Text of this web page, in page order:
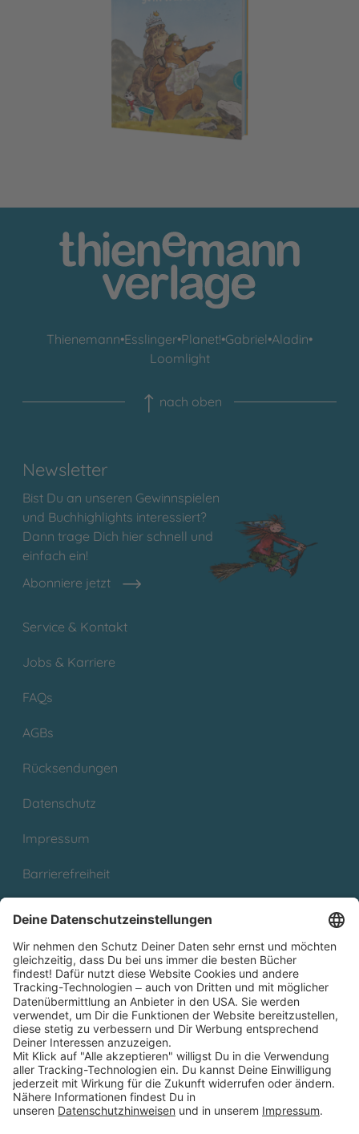
Dr. Brumm: Dr. Brumm geht wandern
Thienemann•Esslinger•Planet!•Gabriel•Aladin•
Loomlight
nach oben
Newsletter
Bist Du an unseren Gewinnspielen
und Buchhighlights interessiert?
Dann trage Dich hier schnell und
einfach ein!
Abonniere jetzt
Service & Kontakt
Jobs & Karriere
FAQs
AGBs
Rücksendungen
Datenschutz
Impressum
Barrierefreiheit
Partnerprogramm (Affiliate)
Folge uns auf
* Versandkostenfrei ab 9,00 € Bestellwert innerhalb
Deutschlands
** Lieferzeit 1-3 Werktage innerhalb Deutschlands